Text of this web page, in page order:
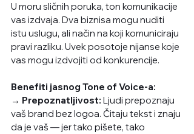
U moru sličnih poruka, ton komunikacije
vas izdvaja. Dva biznisa mogu nuditi
istu uslugu, ali način na koji komuniciraju
pravi razliku. Uvek posotoje nijanse koje
vas mogu izdvojiti od konkurencije.
Benefiti jasnog Tone of Voice-a:
→ Prepoznatljivost: Ljudi prepoznaju
vaš brand bez logoa. Čitaju tekst i znaju
da je vaš — jer tako pišete, tako